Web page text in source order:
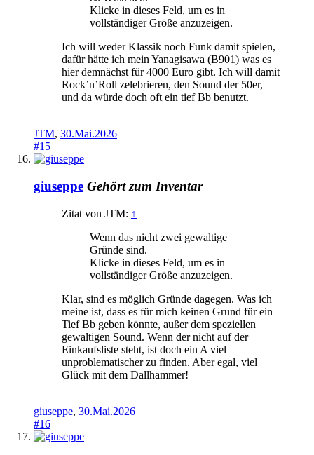
Klicke in dieses Feld, um es in
vollständiger Größe anzuzeigen.
Ich will weder Klassik noch Funk damit spielen,
dafür hätte ich mein Yanagisawa (B901) was es
hier demnächst für 4000 Euro gibt. Ich will damit
Rock’n’Roll zelebrieren, den Sound der 50er,
und da würde doch oft ein tief Bb benutzt.
JTM, 30.Mai.2026
#15
giuseppe Gehört zum Inventar
Zitat von JTM: ↑
Wenn das nicht zwei gewaltige
Gründe sind.
Klicke in dieses Feld, um es in
vollständiger Größe anzuzeigen.
Klar, sind es möglich Gründe dagegen. Was ich
meine ist, dass es für mich keinen Grund für ein
Tief Bb geben könnte, außer dem speziellen
gewaltigen Sound. Wenn der nicht auf der
Einkaufsliste steht, ist doch ein A viel
unproblematischer zu finden. Aber egal, viel
Glück mit dem Dallhammer!
giuseppe, 30.Mai.2026
#16